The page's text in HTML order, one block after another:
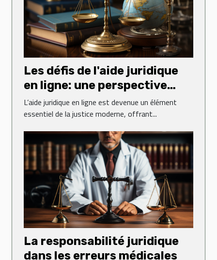
Les défis de l'aide juridique
en ligne: une perspective
globale
L’aide juridique en ligne est devenue un élément
essentiel de la justice moderne, offrant...
La responsabilité juridique
dans les erreurs médicales